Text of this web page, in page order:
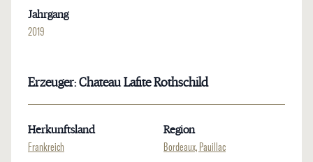
Jahrgang
2019
Erzeuger: Chateau Lafite Rothschild
Herkunftsland
Frankreich
Region
Bordeaux, Pauillac